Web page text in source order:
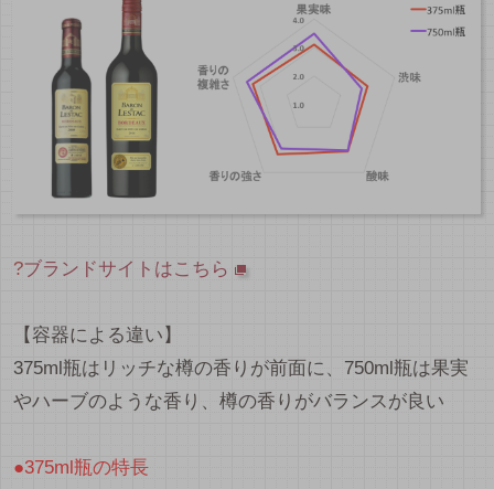
?ブランドサイトはこちら
【容器による違い】
375ml瓶はリッチな樽の香りが前面に、750ml瓶は果実
やハーブのような香り、樽の香りがバランスが良い
●375ml瓶の特長